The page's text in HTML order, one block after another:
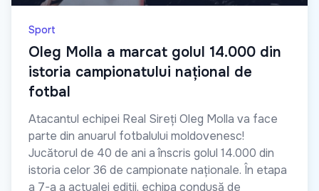
Sport
Oleg Molla a marcat golul 14.000 din
istoria campionatului național de
fotbal
Atacantul echipei Real Sireți Oleg Molla va face
parte din anuarul fotbalului moldovenesc!
Jucătorul de 40 de ani a înscris golul 14.000 din
istoria celor 36 de campionate naționale. În etapa
a 7-a a actualei ediții, echipa condusă de